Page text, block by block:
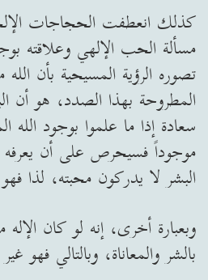
كذلك انعطفت الحجاجات
مسألة الحب الإلهي وعلاقته
تصوره الرؤية المسيحية بأن
المطروحة بهذا الصدد، هو أن
سعادة إذا ما علموا بوجود
موجوداً فسيحرص على أن
البشر لا يدركون محبته، لذا
وبعبارة أخرى، إنه لو كان
بالشر والمعاناة، وبالتالي فهو